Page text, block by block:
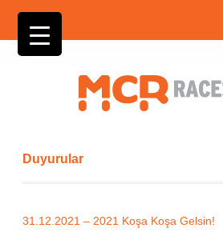
Duyurular
31.12.2021 – 2021 Koşa Koşa Gelsin!